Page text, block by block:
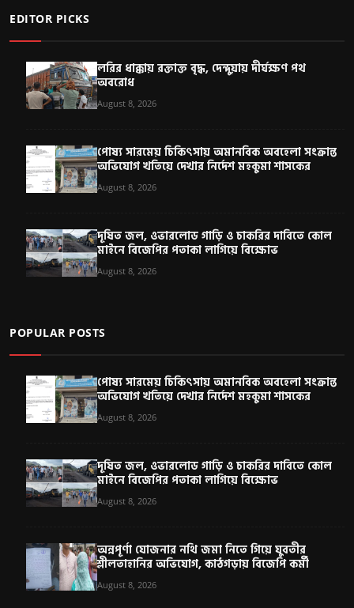
EDITOR PICKS
লরির ধাক্কায় রক্তাক্ত বৃদ্ধ, দেন্দুয়ায় দীর্ঘক্ষণ পথ
অবরোধ
August 8, 2026
পোষ্য সারমেয় চিকিৎসায় অমানবিক অবহেলা সংক্রান্ত
অভিযোগ খতিয়ে দেখার নির্দেশ মহকুমা শাসকের
August 8, 2026
দূষিত জল, ওভারলোড গাড়ি ও চাকরির দাবিতে কোল
মাইনে বিজেপির পতাকা লাগিয়ে বিক্ষোভ
August 8, 2026
POPULAR POSTS
পোষ্য সারমেয় চিকিৎসায় অমানবিক অবহেলা সংক্রান্ত
অভিযোগ খতিয়ে দেখার নির্দেশ মহকুমা শাসকের
August 8, 2026
দূষিত জল, ওভারলোড গাড়ি ও চাকরির দাবিতে কোল
মাইনে বিজেপির পতাকা লাগিয়ে বিক্ষোভ
August 8, 2026
অন্নপূর্ণা যোজনার নথি জমা নিতে গিয়ে যুবতীর
শ্লীলতাহানির অভিযোগ, কাঠগড়ায় বিজেপি কর্মী
August 8, 2026